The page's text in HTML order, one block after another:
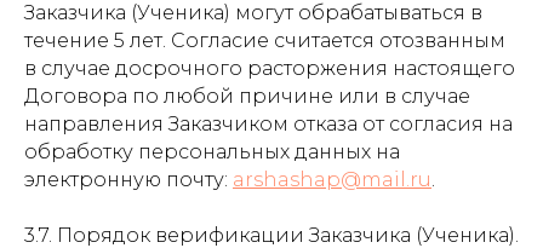
Заказчика (Ученика) могут обрабатываться в
течение 5 лет. Согласие считается отозванным
в случае досрочного расторжения настоящего
Договора по любой причине или в случае
направления Заказчиком отказа от согласия на
обработку персональных данных на
электронную почту: arshashap@mail.ru.
3.7. Порядок верификации Заказчика (Ученика).